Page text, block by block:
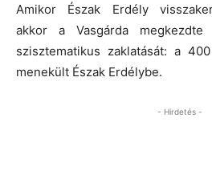
Amikor Észak Erdély
akkor a Vasgárda
szisztematikus zaklatását: a
menekült Észak Erdélybe.
- Hirdetés -